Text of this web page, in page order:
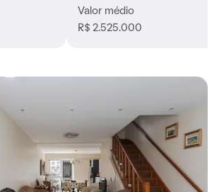
Valor médio
R$ 2.525.000